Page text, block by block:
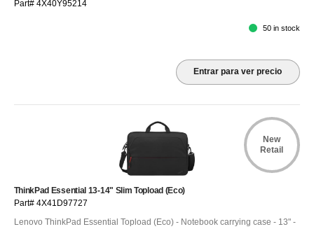
Part# 4X40Y95214
50 in stock
Entrar para ver precio
New
Retail
ThinkPad Essential 13-14" Slim Topload (Eco)
Part# 4X41D97727
Lenovo ThinkPad Essential Topload (Eco) - Notebook carrying case - 13" -